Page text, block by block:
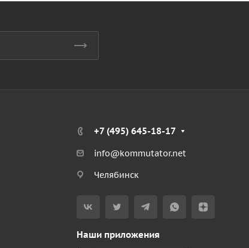
+7 (495) 645-18-17
info@kommutator.net
Челябинск
Наши приложения